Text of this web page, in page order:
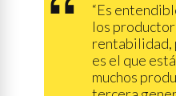
“Es
los
rentabilidad,
es el que
muchos